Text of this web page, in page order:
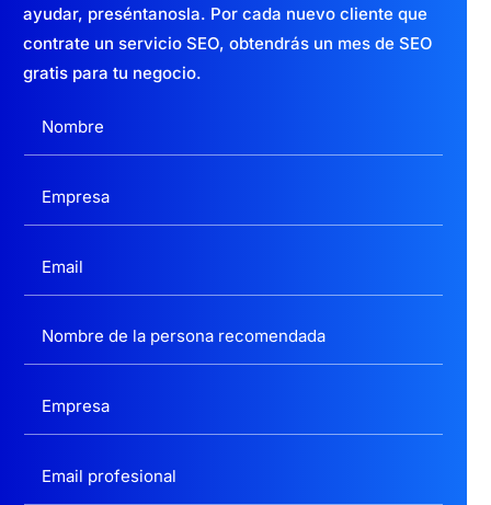
ayudar, preséntanosla. Por cada nuevo cliente que
contrate un servicio SEO, obtendrás un mes de SEO
gratis para tu negocio.